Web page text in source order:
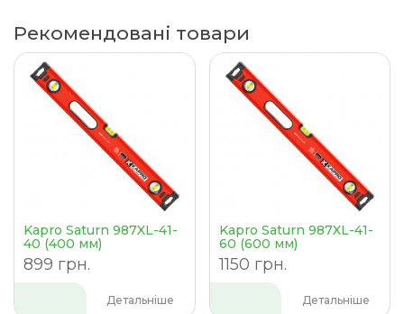
Рекомендовані товари
Kapro Saturn 987XL-41-
40 (400 мм)
899 грн.
Детальніше
Kapro Saturn 987XL-41-
60 (600 мм)
1150 грн.
Детальніше